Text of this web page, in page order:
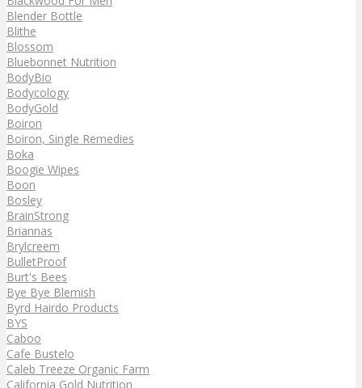
Blender Bottle
Blithe
Blossom
Bluebonnet Nutrition
BodyBio
Bodycology
BodyGold
Boiron
Boiron, Single Remedies
Boka
Boogie Wipes
Boon
Bosley
BrainStrong
Briannas
Brylcreem
BulletProof
Burt's Bees
Bye Bye Blemish
Byrd Hairdo Products
BYS
Caboo
Cafe Bustelo
Caleb Treeze Organic Farm
California Gold Nutrition